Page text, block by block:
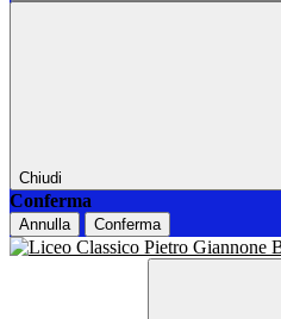
Chiudi
Conferma
Annulla Conferma